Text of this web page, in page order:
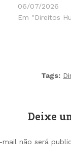
06/07/2026
Em "Direitos
Tags:
Deixe
não será